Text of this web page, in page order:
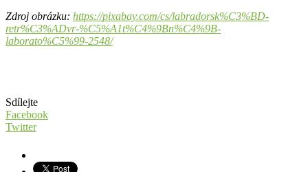
Zdroj obrázku: https://pixabay.com/cs/labradorsk%C3%BD-
retr%C3%ADvr-%C5%A1t%C4%9Bn%C4%9B-
laborato%C5%99-2548/
Sdílejte
Facebook
Twitter